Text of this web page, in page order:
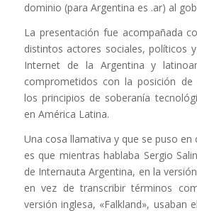
dominio (para Argentina es .ar) al
La presentación fue acompañada
distintos actores sociales, políticos
Internet de la Argentina y
comprometidos con la posición de
los principios de soberanía
en América Latina.
Una cosa llamativa y que se puso
es que mientras hablaba Sergio
de Internauta Argentina, en la
en vez de transcribir términos
versión inglesa, «Falkland», usaban